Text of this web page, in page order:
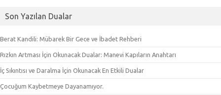
Son Yazılan Dualar
Berat Kandili: Mübarek Bir Gece ve İbadet Rehberi
Rızkın Artması İçin Okunacak Dualar: Manevi Kapıların Anahtarı
İç Sıkıntısı ve Daralma İçin Okunacak En Etkili Dualar
Çocuğum Kaybetmeye Dayanamıyor.